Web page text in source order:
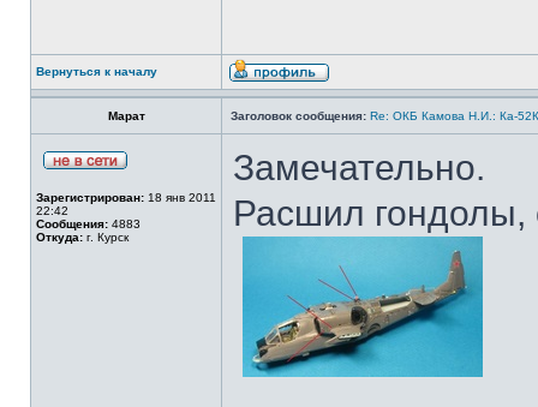
Вернуться к началу
Марат Заголовок сообщения: Re: ОКБ Камова Н.И.: Ка-
Зарегистрирован: 18 янв 2011
22:42
Сообщения: 4883
Откуда: г. Курск
Замечательно.
Расшил гондолы,